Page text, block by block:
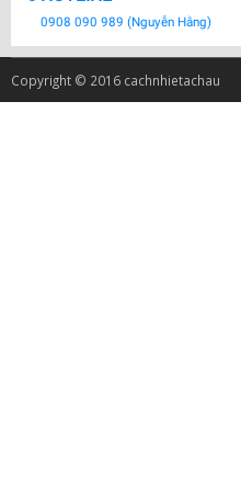
0908 090 989 (Nguyễn Hằng)
Copyright © 2016 cachnhietachau